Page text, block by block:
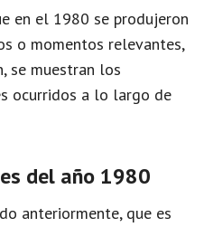
en el 1980 se produjeron
o momentos relevantes,
se muestran los
ocurridos a lo largo de
del año 1980
anteriormente, que es